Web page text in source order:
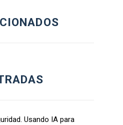
Usando IA para